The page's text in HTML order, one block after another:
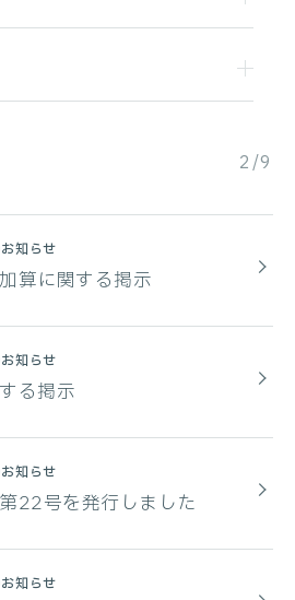
2/9
知らせ
算に関する掲示
知らせ
る掲示
知らせ
22号を発行しました
知らせ